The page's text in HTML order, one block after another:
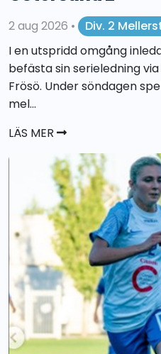
2 aug 2026 •
Div. 2
I en utspridd omgång
befästa sin serieledning
Frösö. Under söndagen
mel...
LÄS MER